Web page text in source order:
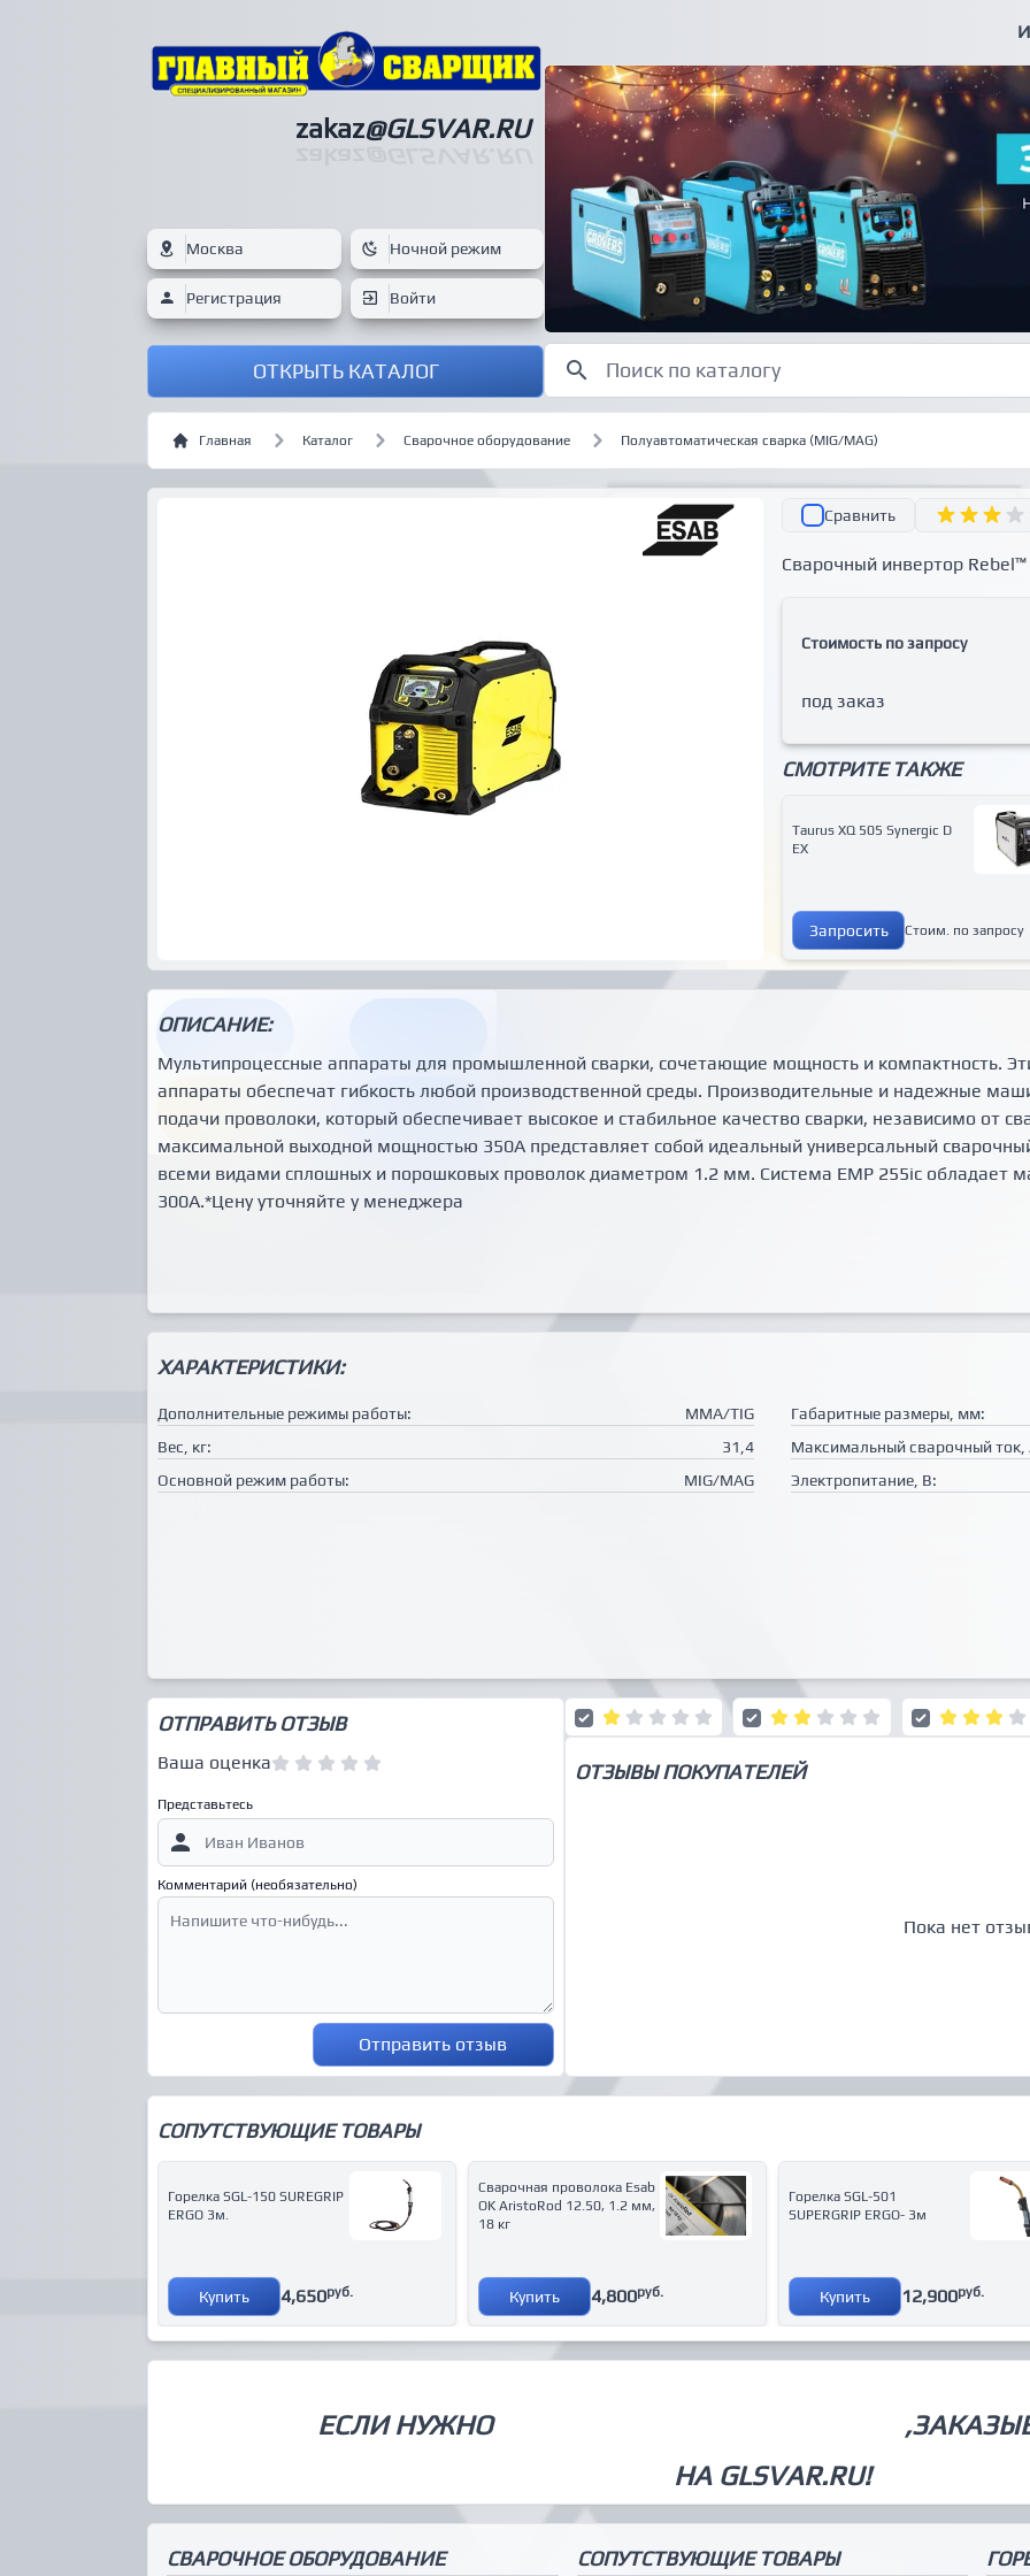
zakaz@GLSVAR.RU
Москва Ночной режим
Регистрация Войти
ОТКРЫТЬ КАТАЛОГ
Главная Каталог Сварочное оборудование Полуавтоматическая сварка (MIG/MAG)
Сравнить
Сварочный инвертор Rebel™
Стоимость по запросу
под заказ
СМОТРИТЕ ТАКЖЕ
Taurus XQ 505 Synergic D
EX
Запросить Стоим. по запросу
ОПИСАНИЕ:
Мультипроцессные аппараты для промышленной сварки, сочетающие мощность и компактность.
аппараты обеспечат гибкость любой производственной среды. Производительные и надежные
подачи проволоки, который обеспечивает высокое и стабильное качество сварки, независимо от
максимальной выходной мощностью 350А представляет собой идеальный универсальный
всеми видами сплошных и порошковых проволок диаметром 1.2 мм. Система EMP 255ic обладает
300А.*Цену уточняйте у менеджера
ХАРАКТЕРИСТИКИ:
Дополнительные режимы работы: MMA/TIG
Габаритные размеры, мм:
Вес, кг:
31,4
Максимальный сварочный ток,
Основной режим работы:
MIG/MAG Электропитание, В:
ОТПРАВИТЬ ОТЗЫВ
Ваша оценка
Представьтесь
Комментарий (необязательно)
Отправить отзыв
ОТЗЫВЫ ПОКУПАТЕЛЕЙ
Пока нет
СОПУТСТВУЮЩИЕ ТОВАРЫ
Горелка SGL-150 SUREGRIP
ERGO 3м.
Купить 4,650руб.
Сварочная проволока Esab
OK AristoRod 12.50, 1.2 мм,
18 кг
Купить 4,800руб.
Горелка SGL-501
SUPERGRIP ERGO- 3м
Купить 12,900руб.
ЕСЛИ НУЖНО
НА GLSVAR.RU!
СВАРОЧНОЕ ОБОРУДОВАНИЕ СОПУТСТВУЮЩИЕ ТОВАРЫ